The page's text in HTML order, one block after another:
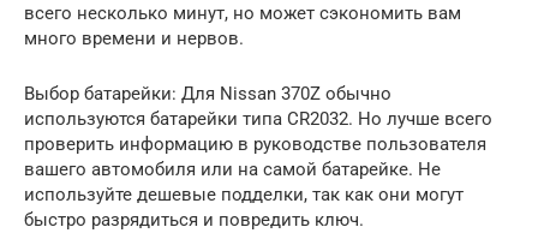
всего несколько минут, но может сэкономить вам
много времени и нервов.
Выбор батарейки: Для Nissan 370Z обычно
используются батарейки типа CR2032. Но лучше всего
проверить информацию в руководстве пользователя
вашего автомобиля или на самой батарейке. Не
используйте дешевые подделки, так как они могут
быстро разрядиться и повредить ключ.